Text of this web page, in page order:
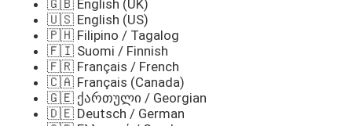
🇬🇧 English (UK)
🇺🇸 English (US)
🇵🇭 Filipino / Tagalog
🇫🇮 Suomi / Finnish
🇫🇷 Français / French
🇨🇦 Français (Canada)
🇬🇪 ქართული / Georgian
🇩🇪 Deutsch / German